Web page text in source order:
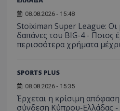
08.08.2026 - 15:48
Stoiximan Super League: Οι
δαπάνες του BIG-4 - Ποιος
περισσότερα χρήματα
SPORTS PLUS
08.08.2026 - 15:35
Έρχεται η κρίσιμη
σύνδεση Κύπρου-Ελλάδας -